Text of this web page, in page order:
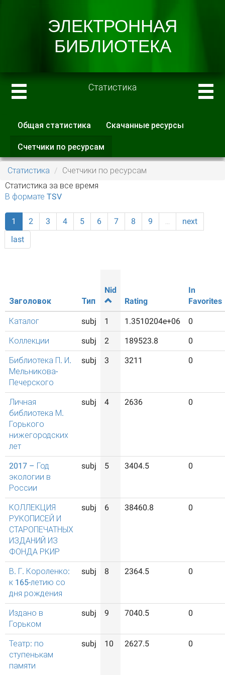
Статистика
Главные вкладки
Общая статистика Скачанные ресурсы
Счетчики по ресурсам
вкладка)
Статистика
Счетчики по ресурсам
Статистика за все время
В формате TSV
1 2 3 4 5 6 7 8 9 …
next
last
Заголовок Тип
Nid
Rating
In
Favorites
Каталог subj 1 1.3510204e+06 0
Коллекции subj 2 189523.8 0
Библиотека П. И.
Мельникова-
Печерского
subj 3 3211 0
Личная
библиотека М.
Горького
нижегородских
лет
subj 4 2636 0
2017 – Год
экологии в
России
subj 5 3404.5 0
КОЛЛЕКЦИЯ
РУКОПИСЕЙ И
СТАРОПЕЧАТНЫХ
ИЗДАНИЙ ИЗ
ФОНДА РКИР
subj 6 38460.8 0
В. Г. Короленко:
к 165-летию со
дня рождения
subj 8 2364.5 0
Издано в
Горьком
subj 9 7040.5 0
Театр: по
ступенькам
памяти
subj 10 2627.5 0